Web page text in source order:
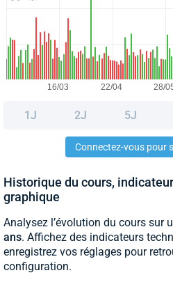
1J 2J 5J
Connectez-vous pour
Historique du cours,
graphique
Analysez l’évolution du cours sur
ans. Affichez des indicateurs
enregistrez vos réglages pour
configuration.